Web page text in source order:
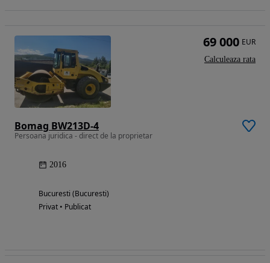
Bomag BW213D-4
Persoana juridica - direct de la proprietar
2016
Bucuresti (Bucuresti)
Privat • Publicat
69 000 EUR
Calculeaza rata